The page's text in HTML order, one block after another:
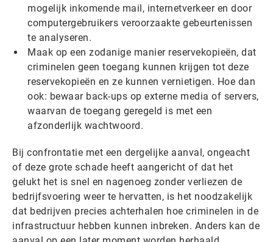
mogelijk inkomende mail, internetverkeer en door
computergebruikers veroorzaakte gebeurtenissen
te analyseren.
Maak op een zodanige manier reservekopieën, dat
criminelen geen toegang kunnen krijgen tot deze
reservekopieën en ze kunnen vernietigen. Hoe dan
ook: bewaar back-ups op externe media of servers,
waarvan de toegang geregeld is met een
afzonderlijk wachtwoord.
Bij confrontatie met een dergelijke aanval, ongeacht
of deze grote schade heeft aangericht of dat het
gelukt het is snel en nagenoeg zonder verliezen de
bedrijfsvoering weer te hervatten, is het noodzakelijk
dat bedrijven precies achterhalen hoe criminelen in de
infrastructuur hebben kunnen inbreken. Anders kan de